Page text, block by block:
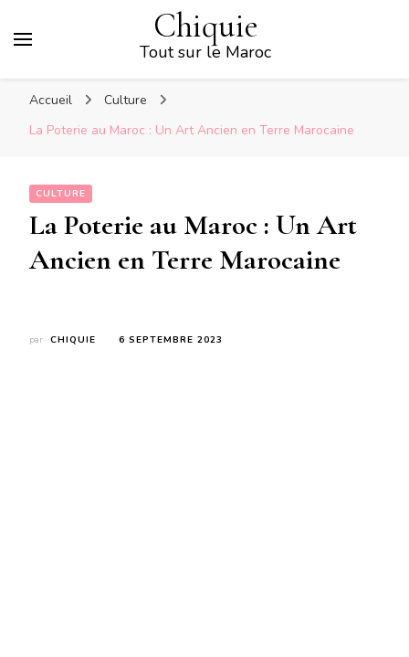
Chiquie
Tout sur le Maroc
Accueil
Culture
La Poterie au Maroc : Un Art Ancien en Terre Marocaine
CULTURE
La Poterie au Maroc : Un Art
Ancien en Terre Marocaine
par CHIQUIE 6 SEPTEMBRE 2023